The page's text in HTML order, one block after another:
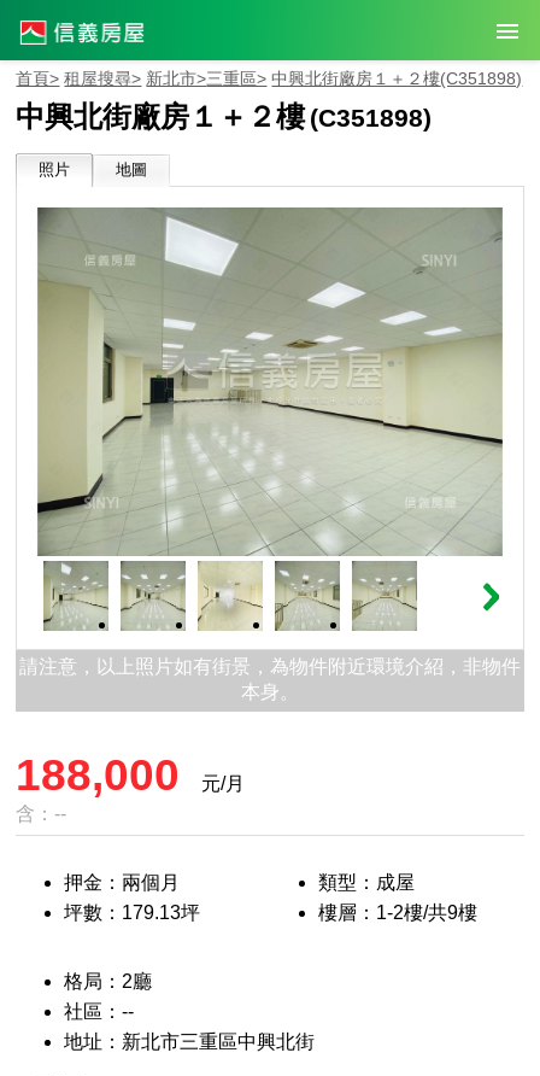
首頁> 租屋搜尋> 新北市>三重區> 中興北街廠房１＋２樓(C351898)
中興北街廠房１＋２樓(C351898)
照片 地圖
請注意，以上照片如有街景，為物件附近環境介紹，非物件
本身。
188,000
元/月
含：--
押金：兩個月
坪數：179.13坪
類型：成屋
樓層：1-2樓/共9樓
格局：2廳
社區：--
地址：新北市三重區中興北街